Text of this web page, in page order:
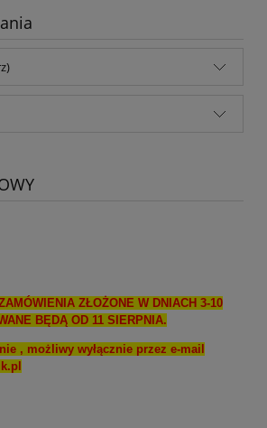
ZŁOŻONE W DNIACH 3-10
BĘDĄ OD 11 SIERPNIA.
, możliwy wyłącznie przez e-mail